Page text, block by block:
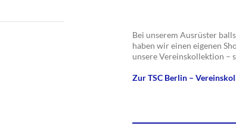
Bei unserem Ausrüster
haben wir einen eigenen
unsere Vereinskollektion –
Zur TSC Berlin –